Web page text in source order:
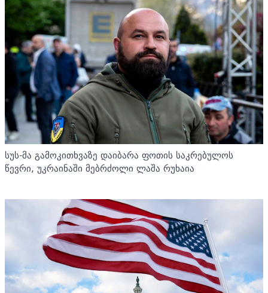
სუს-მა გამოკითხვაზე დაიბარა ფოთის საკრებულოს
წევრი, უკრაინაში მებრძოლი ლაშა რუხაია